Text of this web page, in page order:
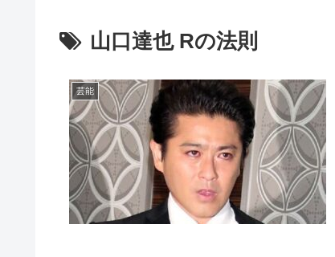
山口達也 Rの法則
芸能